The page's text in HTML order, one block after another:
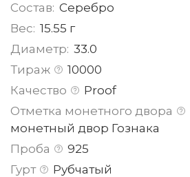
Состав: Серебро
Вес: 15.55 г
Диаметр: 33.0
Тираж
10000
Качество
Proof
Отметка монетного двора
монетный двор Гознака
Проба
925
Гурт
Рубчатый